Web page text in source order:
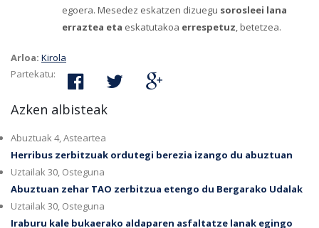
egoera. Mesedez eskatzen dizuegu sorosleei lana
erraztea eta eskatutakoa errespetuz, betetzea.
Arloa: Kirola
Partekatu:
Azken albisteak
Abuztuak 4, Asteartea
Herribus zerbitzuak ordutegi berezia izango du abuztuan
Uztailak 30, Osteguna
Abuztuan zehar TAO zerbitzua etengo du Bergarako Udalak
Uztailak 30, Osteguna
Iraburu kale bukaerako aldaparen asfaltatze lanak egingo